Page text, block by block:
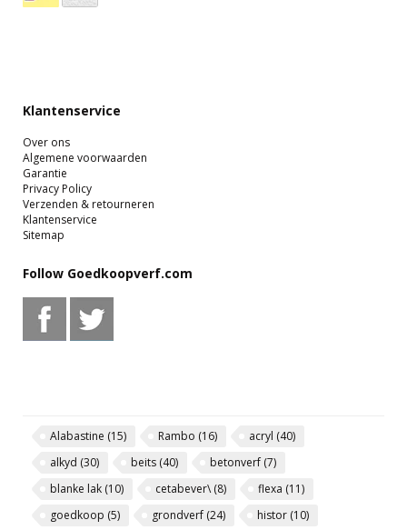
Klantenservice
Over ons
Algemene voorwaarden
Garantie
Privacy Policy
Verzenden & retourneren
Klantenservice
Sitemap
Follow Goedkoopverf.com
Alabastine (15) Rambo (16) acryl (40)
alkyd (30) beits (40) betonverf (7)
blanke lak (10) cetabever\(8) flexa (11)
goedkoop (5) grondverf (24) histor (10)